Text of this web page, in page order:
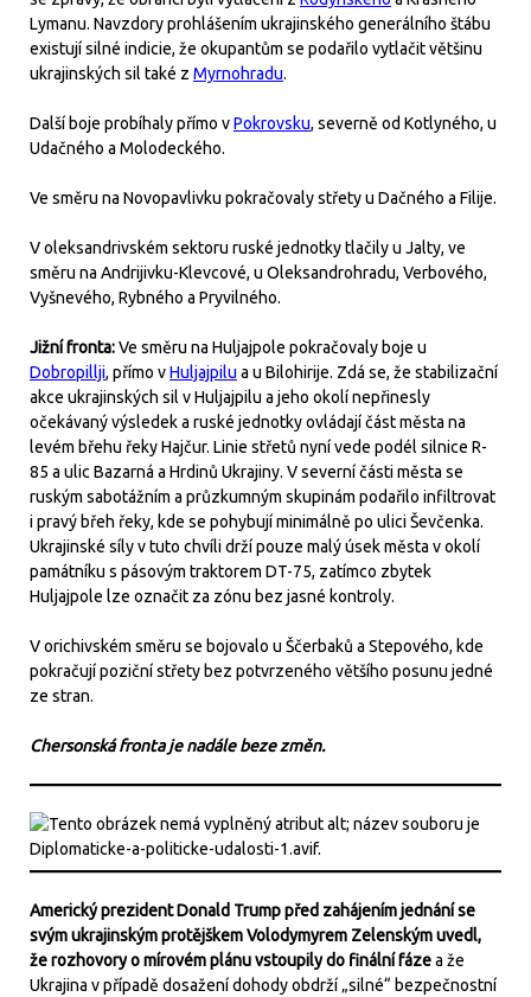
Lymanu. Navzdory prohlášením ukrajinského generálního štábu
existují silné indicie, že okupantům se podařilo vytlačit většinu
ukrajinských sil také z Myrnohradu.
Další boje probíhaly přímo vPokrovsku, severně od Kotlyného, u
Udačného a Molodeckého.
Ve směru na Novopavlivku pokračovaly střety u Dačného a Filije.
V oleksandrivském sektoru ruské jednotky tlačily u Jalty, ve
směru na Andrijivku-Klevcové, u Oleksandrohradu, Verbového,
Vyšnevého, Rybného a Pryvilného.
Jižní fronta:Ve směru na Huljajpole pokračovaly boje u
Dobropillji, přímo vHuljajpilu a u Bilohirije. Zdá se, že stabilizační
akce ukrajinských sil v Huljajpilu a jeho okolí nepřinesly
očekávaný výsledek a ruské jednotky ovládají část města na
levém břehu řeky Hajčur. Linie střetů nyní vede podél silnice R-
85 a ulic Bazarná a Hrdinů Ukrajiny. V severní části města se
ruským sabotážním a průzkumným skupinám podařilo infiltrovat
i pravý břeh řeky, kde se pohybují minimálně po ulici Ševčenka.
Ukrajinské síly v tuto chvíli drží pouze malý úsek města v okolí
památníku s pásovým traktorem DT-75, zatímco zbytek
Huljajpole lze označit za zónu bez jasné kontroly.
V orichivském směru se bojovalo u Ščerbaků a Stepového, kde
pokračují poziční střety bez potvrzeného většího posunu jedné
ze stran.
Chersonská fronta je nadále beze změn.
Americký prezident Donald Trump před zahájením jednání se
svým ukrajinským protějškem Volodymyrem Zelenským uvedl,
že rozhovory o mírovém plánu vstoupily do finální fázea že
Ukrajina v případě dosažení dohody obdrží „silné“ bezpečnostní